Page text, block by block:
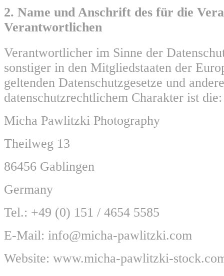
2. Name und Anschrift des für die
Verantwortlichen
Verantwortlicher im Sinne der
sonstiger in den Mitgliedstaaten der
geltenden Datenschutzgesetze und
datenschutzrechtlichem Charakter ist die:
Micha Pawlitzki Photography
Theilweg 13
86456 Gablingen
Germany
Tel.: +49 (0) 151 / 4654 5585
E-Mail: info@micha-pawlitzki.com
Website: www.micha-pawlitzki-